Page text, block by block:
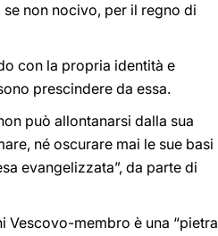
non nocivo, per il regno di
con la propria identità e
prescindere da essa.
può allontanarsi dalla sua
né oscurare mai le sue basi
evangelizzata”, da parte di
Vescovo-membro è una “pietra